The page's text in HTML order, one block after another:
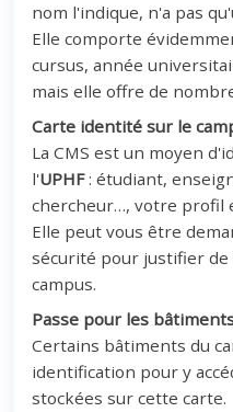
nom l'indique, n'a pas
Elle comporte
cursus, année
mais elle offre de
Carte identité sur le
La CMS est un moyen
l'UPHF: étudiant,
chercheur…, votre profil
Elle peut vous être
sécurité pour justifier
campus.
Passe pour les
Certains bâtiments du
identification pour y
stockées sur cette carte.